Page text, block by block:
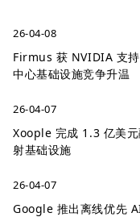
26-04-08
Firmus 获 NVIDIA 支
中心基础设施竞争升温
26-04-07
Xoople 完成 1.3 亿美
射基础设施
26-04-07
Google 推出离线优先